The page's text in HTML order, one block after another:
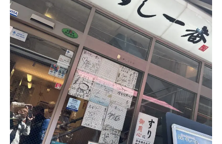
会社案内
ご挨拶
会社概要
沿革
クロちゃんの独り言
入庫情報